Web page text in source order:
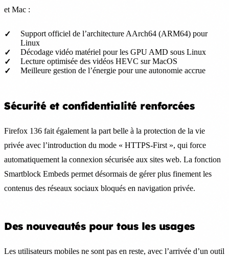
et Mac :
Support officiel de l’architecture AArch64 (ARM64) pour
Linux
Décodage vidéo matériel pour les GPU AMD sous Linux
Lecture optimisée des vidéos HEVC sur MacOS
Meilleure gestion de l’énergie pour une autonomie accrue
Sécurité et confidentialité renforcées
Firefox 136 fait également la part belle à la protection de la vie
privée avec l’introduction du mode « HTTPS-First », qui force
automatiquement la connexion sécurisée aux sites web. La fonction
Smartblock Embeds permet désormais de gérer plus finement les
contenus des réseaux sociaux bloqués en navigation privée.
Des nouveautés pour tous les usages
Les utilisateurs mobiles ne sont pas en reste, avec l’arrivée d’un outil